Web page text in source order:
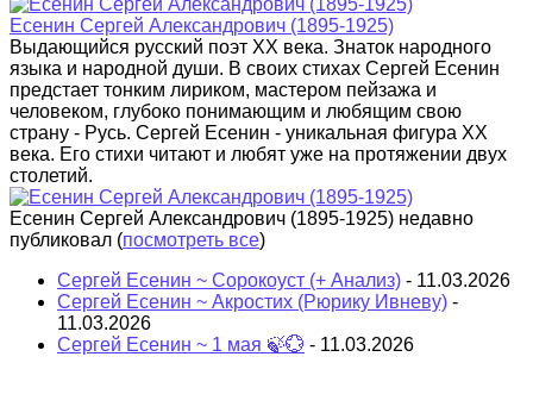
Есенин Сергей Александрович (1895-1925)
Выдающийся русский поэт XX века. Знаток народного
языка и народной души. В своих стихах Сергей Есенин
предстает тонким лириком, мастером пейзажа и
человеком, глубоко понимающим и любящим свою
страну - Русь. Сергей Есенин - уникальная фигура XX
века. Его стихи читают и любят уже на протяжении двух
столетий.
Есенин Сергей Александрович (1895-1925) недавно
публиковал (посмотреть все)
Сергей Есенин ~ Сорокоуст (+ Анализ) - 11.03.2026
Сергей Есенин ~ Акростих (Рюрику Ивневу) -
11.03.2026
Сергей Есенин ~ 1 мая 🍃💮 - 11.03.2026